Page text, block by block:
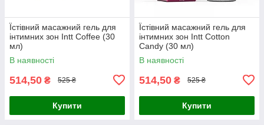
Їстівний масажний гель для
інтимних зон Intt Coffee (30
мл)
В наявності
514,50 ₴ 525 ₴
Купити
Їстівний масажний гель для
інтимних зон Intt Cotton
Candy (30 мл)
В наявності
514,50 ₴ 525 ₴
Купити